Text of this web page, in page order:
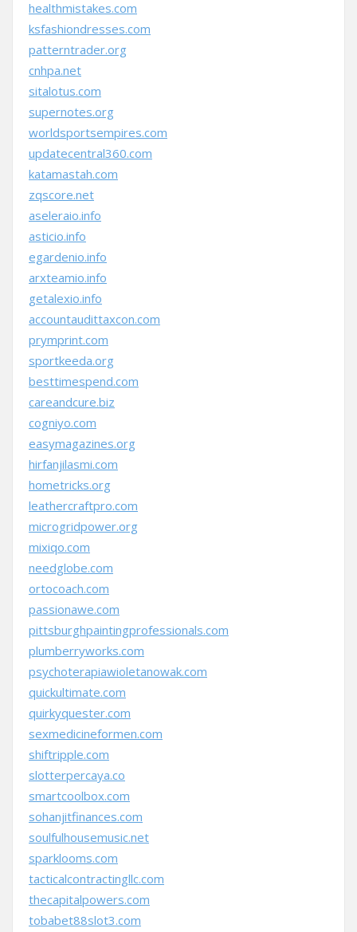
healthmistakes.com
ksfashiondresses.com
patterntrader.org
cnhpa.net
sitalotus.com
supernotes.org
worldsportsempires.com
updatecentral360.com
katamastah.com
zqscore.net
aseleraio.info
asticio.info
egardenio.info
arxteamio.info
getalexio.info
accountaudittaxcon.com
prymprint.com
sportkeeda.org
besttimespend.com
careandcure.biz
cogniyo.com
easymagazines.org
hirfanjilasmi.com
hometricks.org
leathercraftpro.com
microgridpower.org
mixiqo.com
needglobe.com
ortocoach.com
passionawe.com
pittsburghpaintingprofessionals.com
plumberryworks.com
psychoterapiawioletanowak.com
quickultimate.com
quirkyquester.com
sexmedicineformen.com
shiftripple.com
slotterpercaya.co
smartcoolbox.com
sohanjitfinances.com
soulfulhousemusic.net
sparklooms.com
tacticalcontractingllc.com
thecapitalpowers.com
tobabet88slot3.com